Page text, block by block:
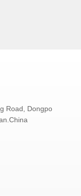
Road, Dongpo